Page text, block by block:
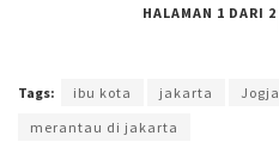
HALAMAN 1 DARI 2
Tags: ibu kota jakarta Jogja
merantau di jakarta